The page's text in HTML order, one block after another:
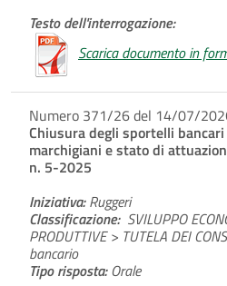
Testo dell'interrogazione:
Scarica documento in
Numero 371/26 del 14/07/
Chiusura degli sportelli
marchigiani e stato di
n. 5-2025
Iniziativa:Ruggeri
Classificazione: SVILUPPO
PRODUTTIVE > TUTELA DEI
bancario
Tipo risposta:Orale